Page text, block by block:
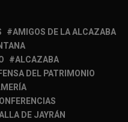
AMIGOS DE LA ALCAZABA
ALCAZABA
DEL PATRIMONIO
DE JAYRÁN